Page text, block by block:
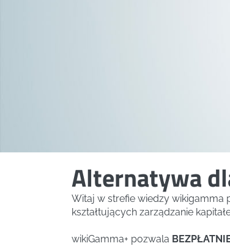
Alternatywa
Witaj w strefie wiedzy wikigamma
kształtujących zarządzanie
wikiGamma+ pozwala